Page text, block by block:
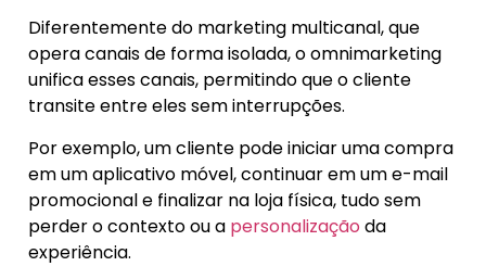
Diferentemente do marketing multicanal, que
opera canais de forma isolada, o omnimarketing
unifica esses canais, permitindo que o cliente
transite entre eles sem interrupções.
Por exemplo, um cliente pode iniciar uma compra
em um aplicativo móvel, continuar em um e-mail
promocional e finalizar na loja física, tudo sem
perder o contexto ou a personalização da
experiência.